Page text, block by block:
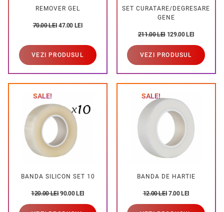
REMOVER GEL
70.00LEI47.00 LEI
VEZI PRODUSUL
SET CURATARE/DEGRESARE
GENE
211.00LEI 129.00LEI
VEZI PRODUSUL
SALE!
BANDA SILICON SET 10
120.00LEI90.00LEI
SALE!
BANDA DE HARTIE
12.00LEI7.00LEI